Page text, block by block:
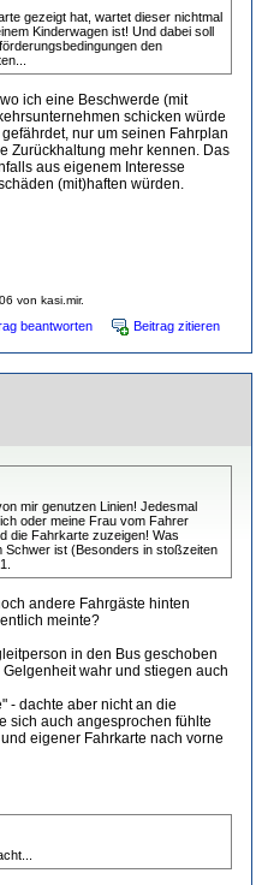
gezeigt hat, wartet dieser nichtmal
Kinderwagen ist! Und dabei soll
den
ich eine Beschwerde (mit
schicken würde
nur um seinen Fahrplan
Zurückhaltung mehr kennen. Das
aus eigenem Interesse
(mit)haften würden.
von kasi.mir.
beantworten Beitrag zitieren
mir genutzen Linien! Jedesmal
oder meine Frau vom Fahrer
die Fahrkarte zuzeigen! Was
Schwer ist (Besonders in stoßzeiten
andere Fahrgäste hinten
meinte?
in den Bus geschoben
wahr und stiegen auch
- dachte aber nicht an die
sich auch angesprochen fühlte
eigener Fahrkarte nach vorne